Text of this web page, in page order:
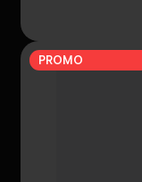
PROMO